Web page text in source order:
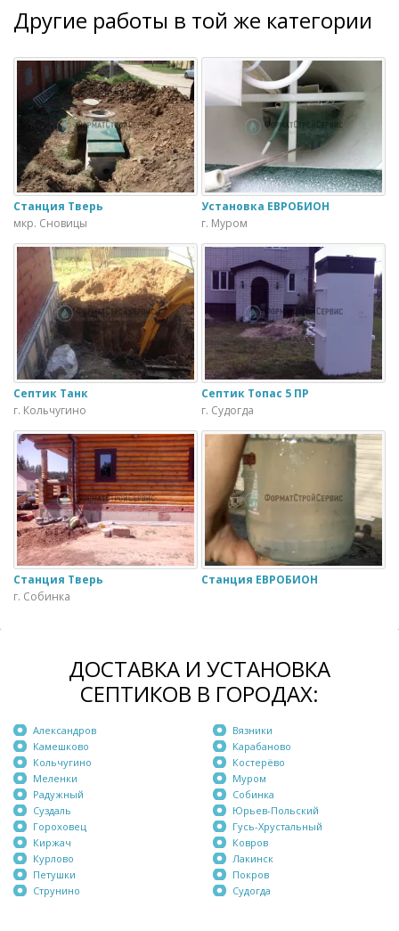
Другие работы в той же категории
Станция Тверь
мкр. Сновицы
Установка ЕВРОБИОН
г. Муром
Септик Танк
г. Кольчугино
Септик Топас 5 ПР
г. Судогда
Станция Тверь
г. Собинка
Станция ЕВРОБИОН
ДОСТАВКА И УСТАНОВКА
СЕПТИКОВ В ГОРОДАХ:
Александров
Камешково
Кольчугино
Меленки
Радужный
Суздаль
Вязники
Карабаново
Костерёво
Муром
Собинка
Юрьев-Польский
Гороховец
Киржач
Курлово
Петушки
Струнино
Гусь-Хрустальный
Ковров
Лакинск
Покров
Судогда